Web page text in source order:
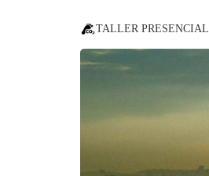
TALLER PRESENCIAL